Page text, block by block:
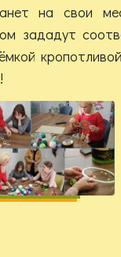
на свои
зададут